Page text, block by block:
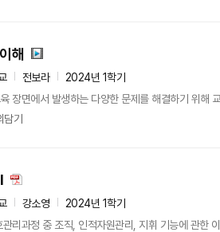
해
전보라
2024년 1학기
장면에서 발생하는 다양한 문제를 해결하기 위해
담기
강소영
2024년 1학기
리과정 중 조직, 인적자원관리, 지휘 기능에 관한